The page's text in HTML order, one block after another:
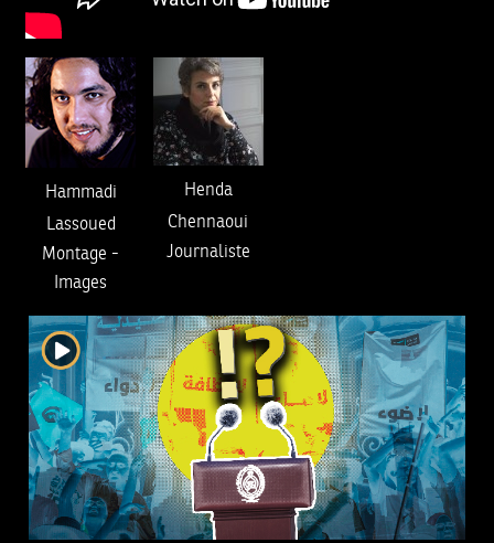
Hammadi
Lassoued
Montage -
Images
Henda
Chennaoui
Journaliste